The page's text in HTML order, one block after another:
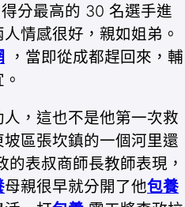
分最高的 30 名選手進
情感很好，親如姐弟。
，當即從成都趕回來，輔
，這也不是他第一次救
區張坎鎮的一個河里還
的表叔商師長教師表現，
母親很早就分開了他包養